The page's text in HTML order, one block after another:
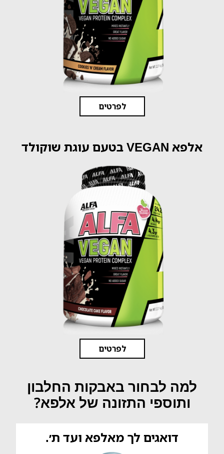
לפרטים
אלפא VEGAN בטעם עוגת שוקולד
לפרטים
למה לבחור באבקות החלבון
ותוספי התזונה של אלפא?
דואגים לך מאלפא ועד ת׳.